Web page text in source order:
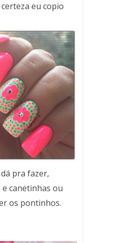
eu copio
pra fazer,
e canetinhas ou
os pontinhos.